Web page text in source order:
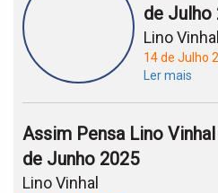
de Julho
Lino Vinhal
14 de Julho
Ler mais
Assim Pensa Lino
de Junho 2025
Lino Vinhal